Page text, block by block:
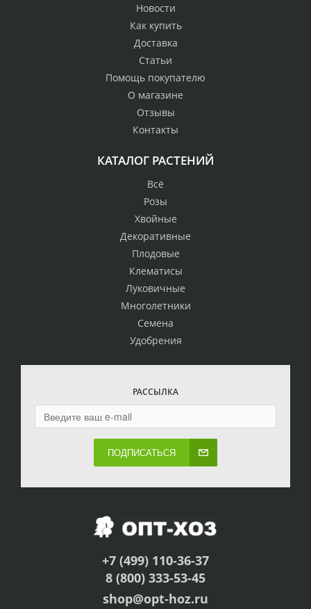
Новости
Как купить
Доставка
Статьи
Помощь покупателю
О магазине
Отзывы
Контакты
КАТАЛОГ РАСТЕНИЙ
Всё
Розы
Хвойные
Декоративные
Плодовые
Клематисы
Луковичные
Многолетники
Семена
Удобрения
РАССЫЛКА
ПОДПИСАТЬСЯ
+7 (499) 110-36-37
8 (800) 333-53-45
shop@opt-hoz.ru